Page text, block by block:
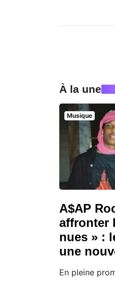
À la une
Musique
A$AP
affronter
nues » :
une
En pleine